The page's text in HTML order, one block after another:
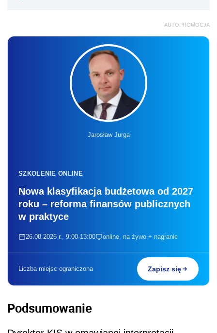
AUTOPROMOCJA
Jarosław Jurga
SZKOLENIE ONLINE
Nowa klasyfikacja budżetowa od 2027
roku – reforma finansów publicznych
w praktyce
26.08.2026 r., 9:00-13:00 online, na żywo + nagranie
Liczba miejsc ograniczona Zapisz się
Podsumowanie